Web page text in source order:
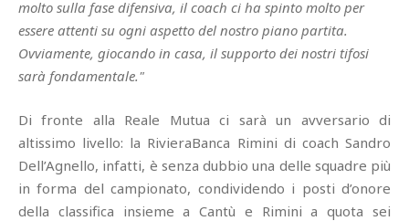
molto sulla fase difensiva, il coach ci ha spinto molto per
essere attenti su ogni aspetto del nostro piano partita.
Ovviamente, giocando in casa, il supporto dei nostri tifosi
sarà fondamentale."
Di fronte alla Reale Mutua ci sarà un avversario di
altissimo livello: la RivieraBanca Rimini di coach Sandro
Dell’Agnello, infatti, è senza dubbio una delle squadre più
in forma del campionato, condividendo i posti d’onore
della classifica insieme a Cantù e Rimini a quota sei